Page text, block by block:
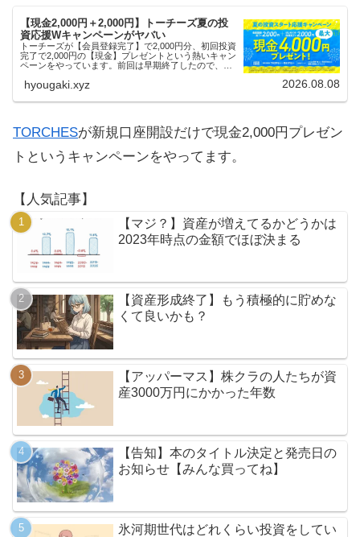
【現金2,000円＋2,000円】トーチーズ夏の投
資応援Wキャンペーンがヤバい
トーチーズが【会員登録完了】で2,000円分、初回投資
完了で2,000円の【現金】プレゼントという熱いキャン
ペーンをやっています。前回は早期終了したので、使
hyougaki.xyz 2026.08.08
TORCHESが新規口座開設だけで現金2,000円プレゼン
トというキャンペーンをやってます。
【人気記事】
【マジ？】資産が増えてるかどうかは
2023年時点の金額でほぼ決まる
【資産形成終了】もう積極的に貯めな
くて良いかも？
【アッパーマス】株クラの人たちが資
産3000万円にかかった年数
【告知】本のタイトル決定と発売日の
お知らせ【みんな買ってね】
氷河期世代はどれくらい投資をしてい